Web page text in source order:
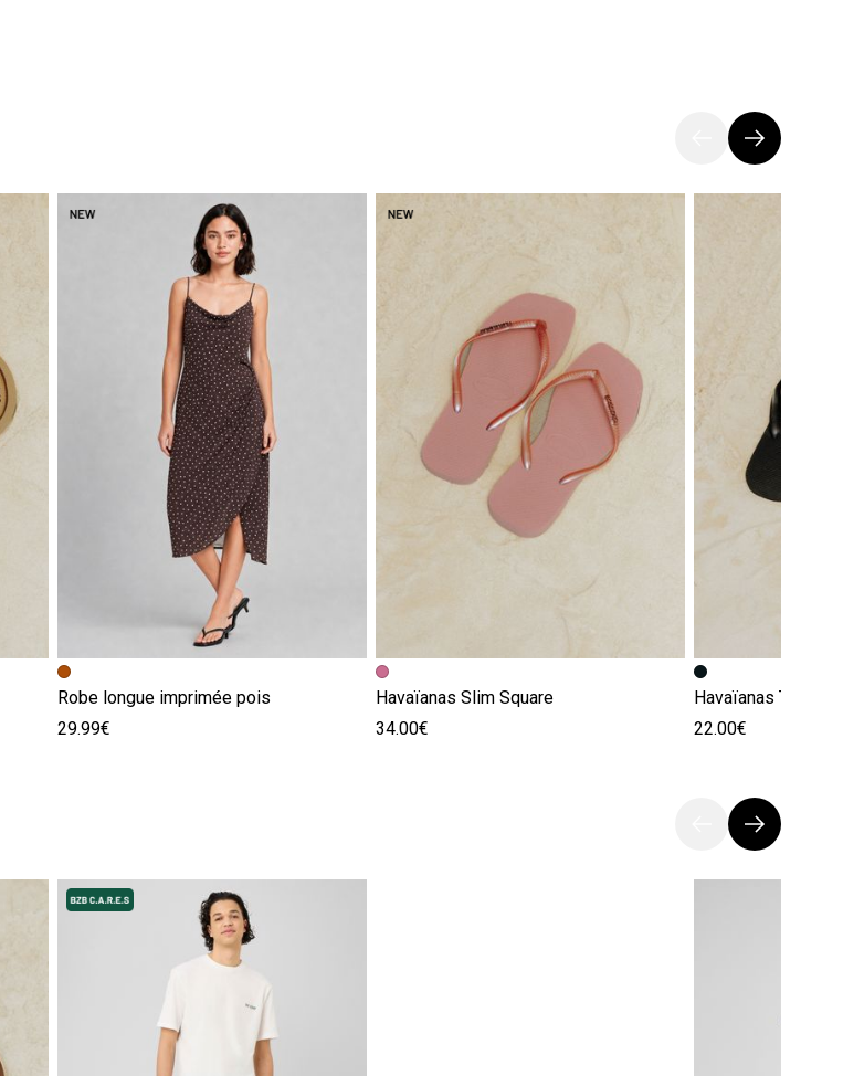
Robe longue imprimée pois
29.99€
Havaïanas Slim Square
34.00€
Havaïanas Top
22.00€